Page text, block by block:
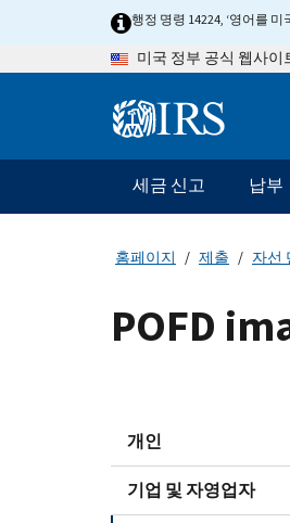
행정 명령 14224, ‘영어를
미국 정부 공식 웹사이
메
인
네
게
이
세금 신고 납부
홈페이지 제출 자선
POFD
개인
기업 및 자영업자